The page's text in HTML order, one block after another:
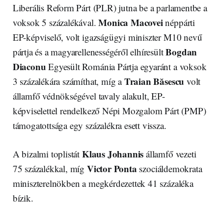
Liberális Reform Párt (PLR) jutna be a parlamentbe a
voksok 5 százalékával.Monica Macoveinéppárti
EP-képviselő, volt igazságügyi miniszter M10 nevű
pártja és a magyarellenességéről elhíresültBogdan
Diaconu Egyesült Románia Pártja egyaránt a voksok
3 százalékára számíthat, míg aTraian Băsescu volt
államfő védnökségével tavaly alakult, EP-
képviselettel rendelkező Népi Mozgalom Párt (PMP)
támogatottsága egy százalékra esett vissza.
A bizalmi toplistát Klaus Johannis államfő vezeti
75 százalékkal, míg Victor Ponta szociáldemokrata
miniszterelnökben a megkérdezettek 41 százaléka
bízik.